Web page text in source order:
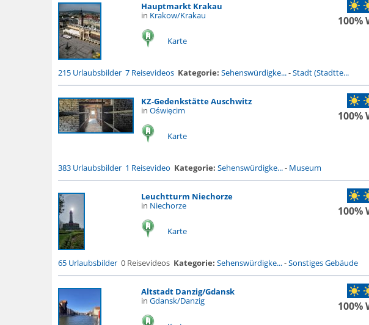
Hauptmarkt Krakau
in Krakow/Krakau
Karte
100%
215 Urlaubsbilder 7 Reisevideos Kategorie: Sehenswürdigke...-Stadt (Stadtte...
KZ-Gedenkstätte Auschwitz
in Oświęcim
Karte
100%
383 Urlaubsbilder 1 Reisevideo Kategorie: Sehenswürdigke...- Museum
Leuchtturm Niechorze
in Niechorze
Karte
100%
65 Urlaubsbilder 0 Reisevideos Kategorie: Sehenswürdigke...-Sonstiges Gebäude
Altstadt Danzig/Gdansk
in Gdansk/Danzig
100%